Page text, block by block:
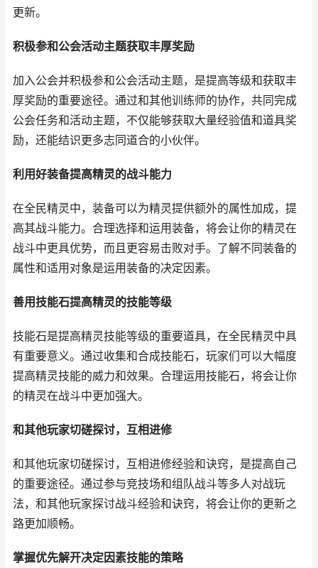
更新。
积极参和公会活动主题获取丰厚奖励
加入公会并积极参和公会活动主题，是提高等级和获取丰
厚奖励的重要途径。通过和其他训练师的协作，共同完成
公会任务和活动主题，不仅能够获取大量经验值和道具奖
励，还能结识更多志同道合的小伙伴。
利用好装备提高精灵的战斗能力
在全民精灵中，装备可以为精灵提供额外的属性加成，提
高其战斗能力。合理选择和运用装备，将会让你的精灵在
战斗中更具优势，而且更容易击败对手。了解不同装备的
属性和适用对象是运用装备的决定因素。
善用技能石提高精灵的技能等级
技能石是提高精灵技能等级的重要道具，在全民精灵中具
有重要意义。通过收集和合成技能石，玩家们可以大幅度
提高精灵技能的威力和效果。合理运用技能石，将会让你
的精灵在战斗中更加强大。
和其他玩家切磋探讨，互相进修
和其他玩家切磋探讨，互相进修经验和诀窍，是提高自己
的重要途径。通过参与竞技场和组队战斗等多人对战玩
法，和其他玩家探讨战斗经验和诀窍，将会让你的更新之
路更加顺畅。
掌握优先解开决定因素技能的策略